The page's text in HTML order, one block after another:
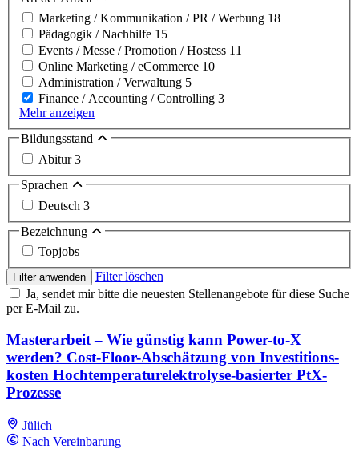
Marketing / Kommunikation / PR / Werbung 18
Pädagogik / Nachhilfe 15
Events / Messe / Promotion / Hostess 11
Online Marketing / eCommerce 10
Administration / Verwaltung 5
Finance / Accounting / Controlling 3
Mehr anzeigen
Bildungsstand
Abitur3
Sprachen
Deutsch 3
Bezeichnung
Topjobs
Filter anwenden
Filter löschen
Ja, sendet mir bitte die neuesten Stellenangebote für diese Suche
per E-Mail zu.
Masterarbeit – Wie günstig kann Power-to-X
werden? Cost-Floor-Abschätzung von Investitions­
kosten Hochtemperatur­elektrolyse-basierter PtX-
Prozesse
Jülich
Nach Vereinbarung